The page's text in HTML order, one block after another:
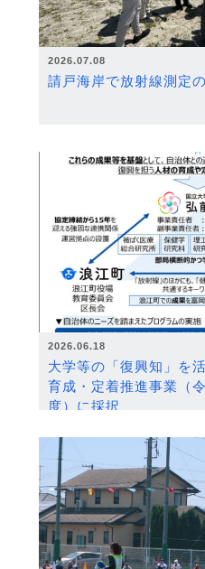
2026.07.08
請戸海岸で放射線測定
2026.06.18
大学等の「復興知」を
育成・定着推進事業（
度）に採択